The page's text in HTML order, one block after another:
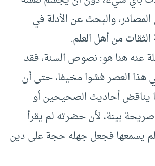
والبحث عن الأدلة في
من أهل العلم.
عنه هنا هو: نصوص السنة، فقد
هذا العصر فشوا مخيفا، حتى أن
يناقض أحاديث الصحيحين أو
بينة، لأن حضرته لم يقرأ
يسمعها فجعل جهله حجة على دين